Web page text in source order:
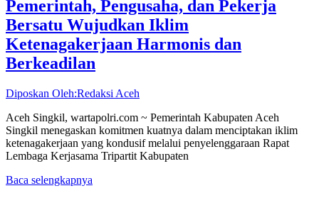
Pemerintah, Pengusaha, dan Pekerja
Bersatu Wujudkan Iklim
Ketenagakerjaan Harmonis dan
Berkeadilan
Diposkan Oleh:Redaksi Aceh
Aceh Singkil, wartapolri.com ~ Pemerintah Kabupaten Aceh
Singkil menegaskan komitmen kuatnya dalam menciptakan iklim
ketenagakerjaan yang kondusif melalui penyelenggaraan Rapat
Lembaga Kerjasama Tripartit Kabupaten
Baca selengkapnya